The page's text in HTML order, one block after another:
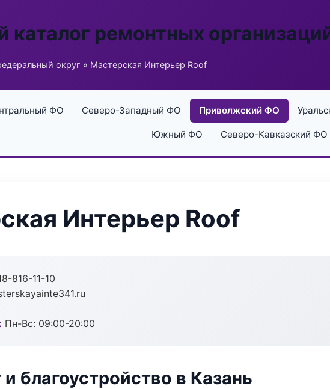
каталог ремонтных
округ » Мастерская Интерьер Roof
ФО Северо-Западный ФО Приволжский ФО
Южный ФО Северо-Кавказский ФО
Интерьер Roof
816-11-10
Пн-Вс: 09:00-20:00
благоустройство в Казань